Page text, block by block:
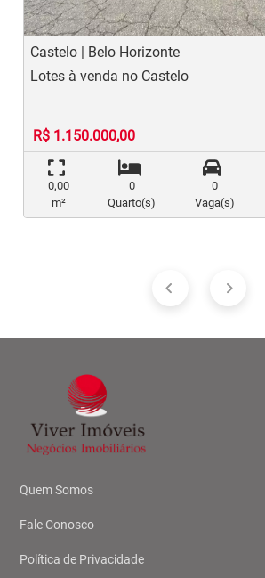
Castelo | Belo Horizonte
Lotes à venda no Castelo
R$ 1.150.000,00
0,00
m²
0
Quarto(s)
0
Vaga(s)
Quem Somos
Fale Conosco
Política de Privacidade